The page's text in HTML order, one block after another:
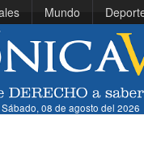
Mundo
Sábado, 08 de agosto del 2026